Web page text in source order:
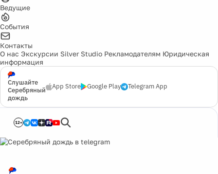
Ведущие
События
Контакты
О нас Экскурсии Silver Studio Рекламодателям Юридическая
информация
Слушайте
Серебряный
дождь
App Store Google Play Telegram App
12+